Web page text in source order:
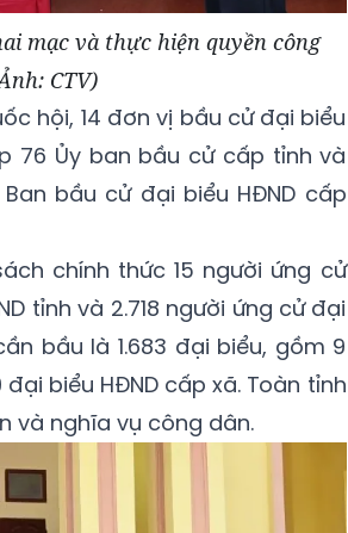
mạc và thực hiện quyền công
CTV)
hội, 14 đơn vị bầu cử đại biểu
76 Ủy ban bầu cử cấp tỉnh và
bầu cử đại biểu HĐND cấp
chính thức 15 người ứng cử
tỉnh và 2.718 người ứng cử đại
bầu là 1.683 đại biểu, gồm 9
đại biểu HĐND cấp xã. Toàn tỉnh
và nghĩa vụ công dân.